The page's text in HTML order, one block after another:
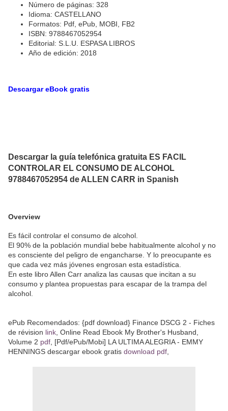
Número de páginas: 328
Idioma: CASTELLANO
Formatos: Pdf, ePub, MOBI, FB2
ISBN: 9788467052954
Editorial: S.L.U. ESPASA LIBROS
Año de edición: 2018
Descargar eBook gratis
Descargar la guía telefónica gratuita ES FACIL
CONTROLAR EL CONSUMO DE ALCOHOL
9788467052954 de ALLEN CARR in Spanish
Overview
Es fácil controlar el consumo de alcohol.
El 90% de la población mundial bebe habitualmente alcohol y no
es consciente del peligro de engancharse. Y lo preocupante es
que cada vez más jóvenes engrosan esta estadística.
En este libro Allen Carr analiza las causas que incitan a su
consumo y plantea propuestas para escapar de la trampa del
alcohol.
ePub Recomendados: {pdf download} Finance DSCG 2 - Fiches
de révision link, Online Read Ebook My Brother's Husband,
Volume 2 pdf, [Pdf/ePub/Mobi] LA ULTIMA ALEGRIA - EMMY
HENNINGS descargar ebook gratis download pdf,